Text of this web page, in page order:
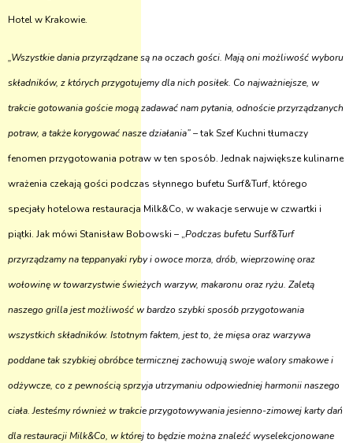
Hotel w Krakowie.
„Wszystkie dania przyrządzane są na oczach gości. Mają oni możliwość wyboru
składników, z których przygotujemy dla nich posiłek. Co najważniejsze, w
trakcie gotowania goście mogą zadawać nam pytania, odnoście przyrządzanych
potraw, a także korygować nasze działania” –tak Szef Kuchni tłumaczy
fenomen przygotowania potraw w ten sposób. Jednak największe kulinarne
wrażenia czekają gości podczas słynnego bufetu Surf&Turf, którego
specjały hotelowa restauracja Milk&Co, w wakacje serwuje w czwartki i
piątki. Jak mówi Stanisław Bobowski – „Podczas bufetu Surf&Turf
przyrządzamy na teppanyaki ryby i owoce morza, drób, wieprzowinę oraz
wołowinę w towarzystwie świeżych warzyw, makaronu oraz ryżu. Zaletą
naszego grilla jest możliwość w bardzo szybki sposób przygotowania
wszystkich składników. Istotnym faktem, jest to, że mięsa oraz warzywa
poddane tak szybkiej obróbce termicznej zachowują swoje walory smakowe i
odżywcze, co z pewnością sprzyja utrzymaniu odpowiedniej harmonii naszego
ciała. Jesteśmy również w trakcie przygotowywania jesienno-zimowej karty dań
dla restauracji Milk&Co, w której to będzie można znaleźć wyselekcjonowane